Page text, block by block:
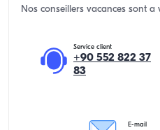
Nos conseillers vacances sont a
Service client
+90 552 822 37
83
E-mail